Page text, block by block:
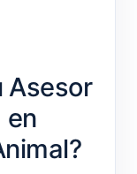
Asesor
en